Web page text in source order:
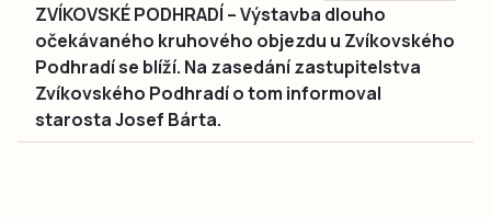
ZVÍKOVSKÉ PODHRADÍ – Výstavba dlouho
očekávaného kruhového objezdu u Zvíkovského
Podhradí se blíží. Na zasedání zastupitelstva
Zvíkovského Podhradí o tom informoval
starosta Josef Bárta.